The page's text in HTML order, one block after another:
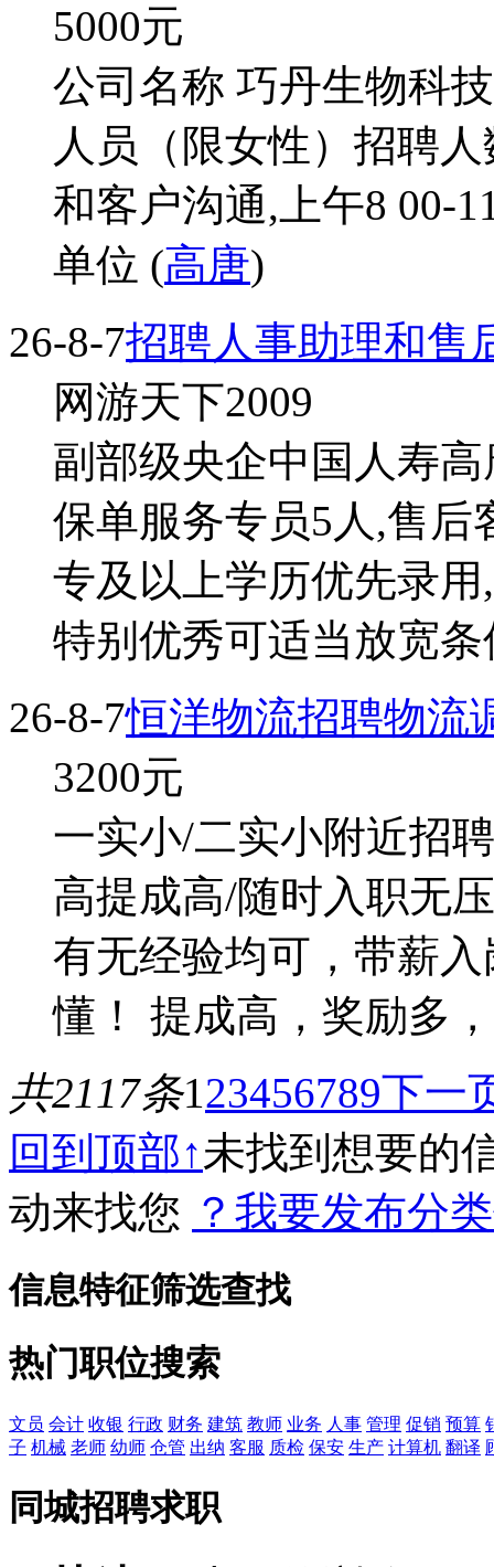
5000元
公司名称 巧丹生物科
人员（限女性）招聘
和客户沟通,上午8 00-
单位 (高唐)
26-8-7招聘人事助理和售
网游天下2009
副部级央企中国人寿
保单服务专员5人,售后
专及以上学历优先录
特别优秀可适当放宽
26-8-7恒洋物流招聘物流
3200元
一实小/二实小附近招
高提成高/随时入职无
有无经验均可，带薪
懂！ 提成高，奖励多
共2117条123456789下一
回到顶部↑未找到想要的
动来找您 ？我要发布分
信息特征筛选查找
热门职位搜索
文员 会计 收银 行政 财务 建筑 教师 业务 人事 管理 促销 预算
子 机械 老师 幼师 仓管 出纳 客服 质检 保安 生产 计算机 翻译
同城招聘求职